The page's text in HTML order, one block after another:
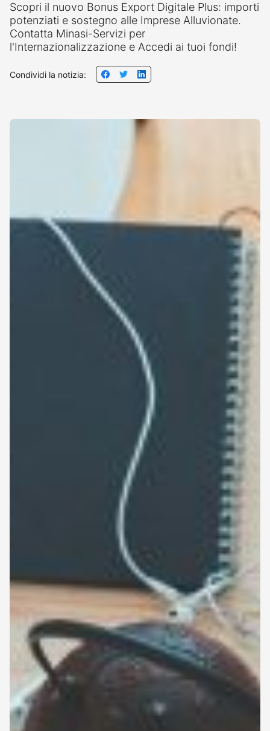
Scopri il nuovo Bonus Export Digitale Plus: importi
potenziati e sostegno alle Imprese Alluvionate.
Contatta Minasi-Servizi per
l'Internazionalizzazione e Accedi ai tuoi fondi!
Condividi la notizia: